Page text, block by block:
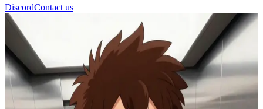
DiscordContact us